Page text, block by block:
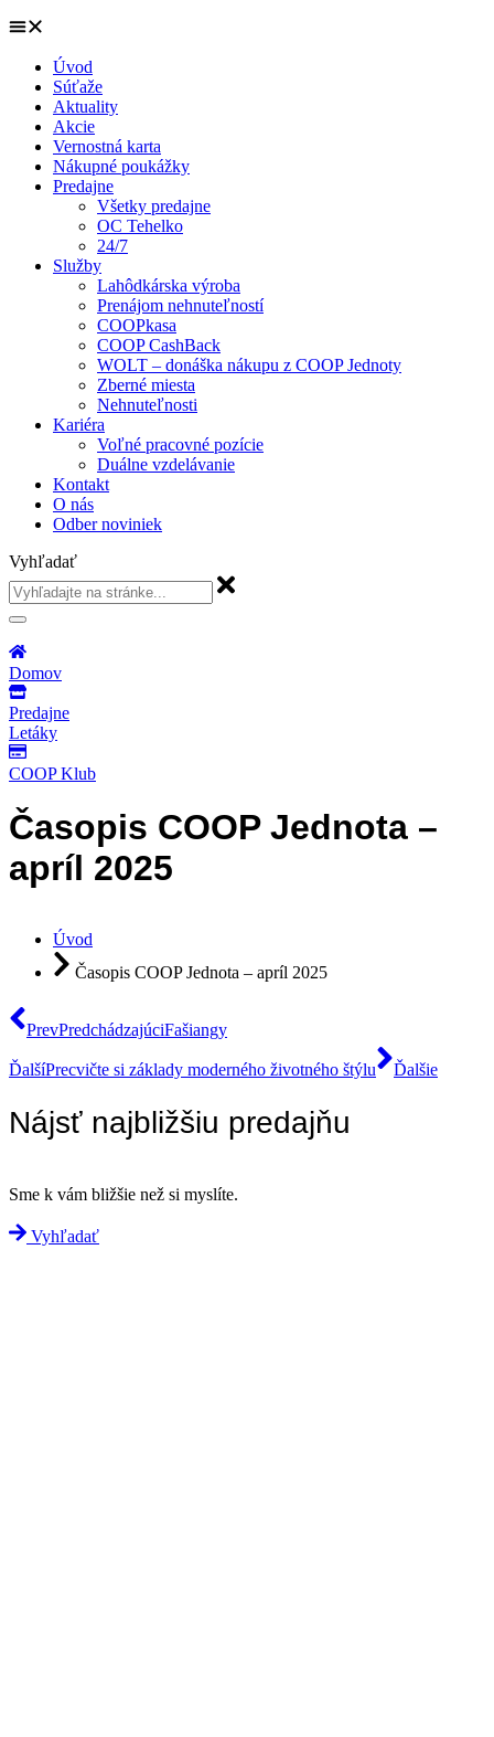
Úvod
Súťaže
Aktuality
Akcie
Vernostná karta
Nákupné poukážky
Predajne
Všetky predajne
OC Tehelko
24/7
Služby
Lahôdkárska výroba
Prenájom nehnuteľností
COOPkasa
COOP CashBack
WOLT – donáška nákupu z COOP Jednoty
Zberné miesta
Nehnuteľnosti
Kariéra
Voľné pracovné pozície
Duálne vzdelávanie
Kontakt
O nás
Odber noviniek
Vyhľadať
Domov
Predajne
Letáky
COOP Klub
Časopis COOP Jednota –
apríl 2025
Úvod
Časopis COOP Jednota – apríl 2025
PrevPredchádzajúciFašiangy
ĎalšíPrecvičte si základy moderného životného štýlu Ďalšie
Nájsť najbližšiu predajňu
Sme k vám bližšie než si myslíte.
Vyhľadať